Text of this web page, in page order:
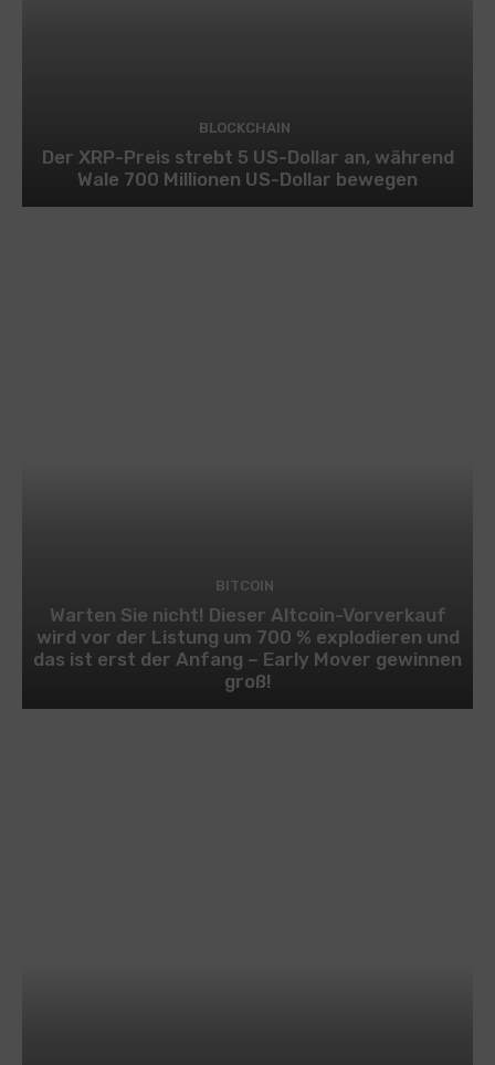
BLOCKCHAIN
Der XRP-Preis strebt 5 US-Dollar an, während
Wale 700 Millionen US-Dollar bewegen
BITCOIN
Warten Sie nicht! Dieser Altcoin-Vorverkauf
wird vor der Listung um 700 % explodieren und
das ist erst der Anfang – Early Mover gewinnen
groß!